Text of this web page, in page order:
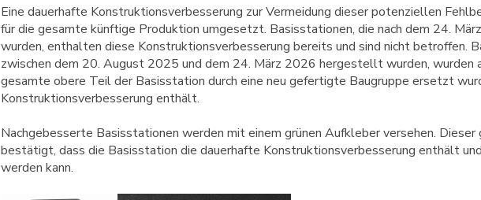
Eine dauerhafte Konstruktionsverbesserung zur Vermeidung dieser potenziellen
für die gesamte künftige Produktion umgesetzt. Basisstationen, die nach dem 24.
wurden, enthalten diese Konstruktionsverbesserung bereits und sind nicht betroffen.
zwischen dem 20. August 2025 und dem 24. März 2026 hergestellt wurden, wurden
gesamte obere Teil der Basisstation durch eine neu gefertigte Baugruppe ersetzt
Konstruktionsverbesserung enthält.
Nachgebesserte Basisstationen werden mit einem grünen Aufkleber versehen.
bestätigt, dass die Basisstation die dauerhafte Konstruktionsverbesserung enthält
werden kann.